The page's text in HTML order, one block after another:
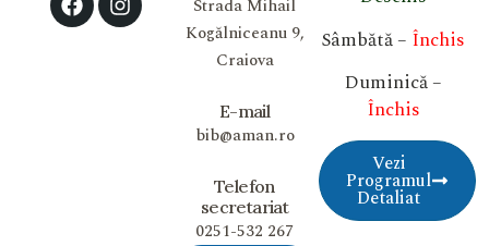
Sâmbătă – Închis
Duminică –
Închis
Vezi
Programul
Detaliat
Strada Mihail
Kogălniceanu 9,
Craiova
E-mail
bib@aman.ro
Telefon
secretariat
0251-532 267